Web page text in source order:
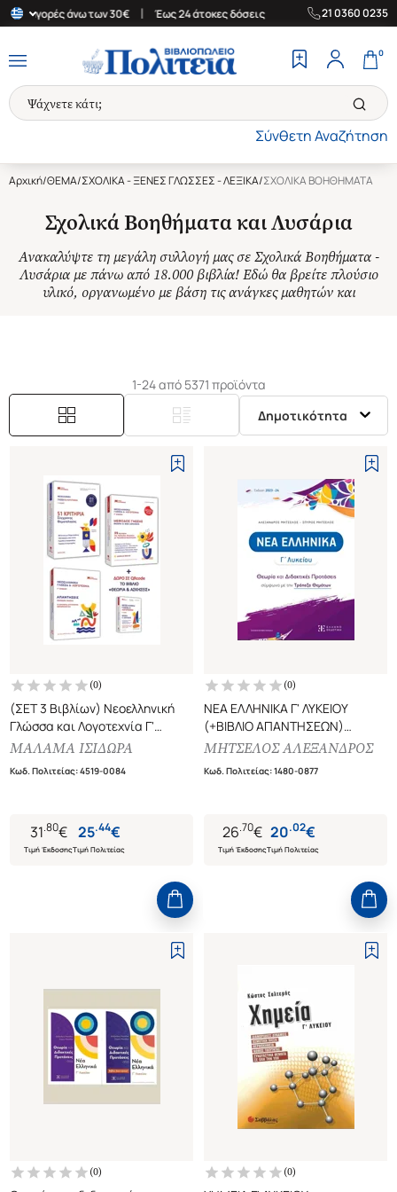
αγορές άνω των 30€ | Έως 24 άτοκες δόσεις Δωρεάν
21 0360 0235
Σύνθετη Αναζήτηση
0
Αρχική/ΘΕΜΑ/ΣΧΟΛΙΚΑ - ΞΕΝΕΣ ΓΛΩΣΣΕΣ - ΛΕΞΙΚΑ/ΣΧΟΛΙΚΑ ΒΟΗΘΗΜΑΤΑ
Σχολικά Βοηθήματα και Λυσάρια
Ανακαλύψτε τη μεγάλη συλλογή μας σε Σχολικά Βοηθήματα -
Λυσάρια με πάνω από 18.000 βιβλία! Εδώ θα βρείτε πλούσιο
υλικό, οργανωμένο με βάση τις ανάγκες μαθητών και
1-24 από 5371 προϊόντα
Δημοτικότητα
(0)
(ΣΕΤ 3 Βιβλίων) Νεοελληνική
Γλώσσα και Λογοτεχνία Γ'
Λυκείου (έκδοση 2026)
Ασκήσεις (+51 Κριτήρια
ΜΑΛΑΜΑ ΙΣΙΔΩΡΑ
Κωδ. Πολιτείας:4519-0084
31.80€
Τιμή Έκδοσης
25.44€
Τιμή Πολιτείας
(0)
ΝΕΑ ΕΛΛΗΝΙΚΑ Γ' ΛΥΚΕΙΟΥ
(+ΒΙΒΛΙΟ ΑΠΑΝΤΗΣΕΩΝ)
ΘΕΩΡΙΑ ΚΑΙ ΔΙΔΑΚΤΙΚΕΣ
ΤΡΑΠΕΖΑ ΘΕΜΑΤΩΝ (ΕΚΔΟΣΗ
ΜΗΤΣΕΛΟΣ ΑΛΕΞΑΝΔΡΟΣ
Κωδ. Πολιτείας:1480-0877
26.70€
Τιμή Έκδοσης
20.02€
Τιμή Πολιτείας
(0) (0)